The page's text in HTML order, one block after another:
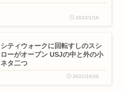
2023/1/16
シティウォークに回転すしのスシ
ローがオープン USJの中と外の小
ネタ二つ
2021/10/20